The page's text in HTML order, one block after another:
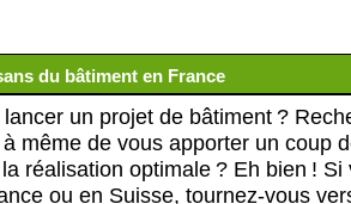
du bâtiment en France
un projet de bâtiment ?
même de vous apporter un coup
réalisation optimale ? Eh bien ! Si
ou en Suisse, tournez-vous